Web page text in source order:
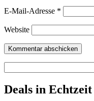
E-Mail-Adresse *
Website
Deals in Echtzeit